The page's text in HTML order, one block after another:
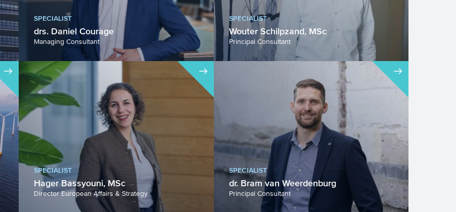
SPECIALIST
drs. Daniel Courage
Managing Consultant
SPECIALIST
Wouter Schilpzand, MSc
Principal Consultant
SPECIALIST
Hager Bassyouni, MSc
Director European Affairs & Strategy
SPECIALIST
dr. Bram van Weerdenburg
Principal Consultant